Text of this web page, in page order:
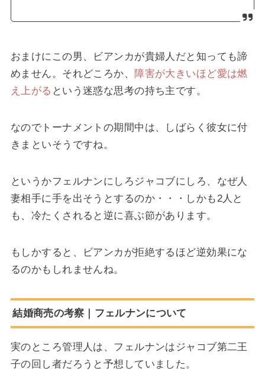
おまけにこの男、ビアンカが貴婦人だと知っても諦
めません。それどころか、 障害が大きいほど愛は燃
え上がる という迷惑な思考の持ち主です。
なのでトーナメントの期間中は、しばらく彼女に付
きまといそうですね。
というかフェルナンにしろジャコブにしろ、なぜ人
妻相手に手を出そうとするのか・・・しかも2人と
も、冷たくされると逆に喜ぶ節があります。
もしかすると、ビアンカが拒絶するほど逆効果にな
るのかもしれませんね。
結婚商売の考察｜フェルナンについて
実のところ管理人は、フェルナンはジャコブ第二王
子の回し者だろうと予想していました。